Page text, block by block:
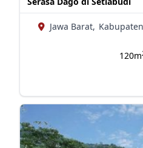
Jawa Barat,
120m